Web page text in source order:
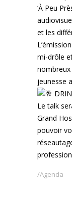
‘À Peu
et les
mi-drôle
jeunesse
Le talk
Grand
pouvoir
Agenda